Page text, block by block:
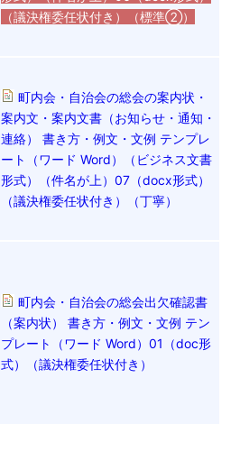
（議決権委任状付き）（標準②）
町内会・自治会の総会の案内状・
案内文・案内文書（お知らせ・通知・
連絡） 書き方・例文・文例 テンプレ
ート（ワード Word）（ビジネス文書
形式）（件名が上）07（docx形式）
（議決権委任状付き）（丁寧）
町内会・自治会の総会出欠確認書
（案内状） 書き方・例文・文例 テン
プレート（ワード Word）01（doc形
式）（議決権委任状付き）